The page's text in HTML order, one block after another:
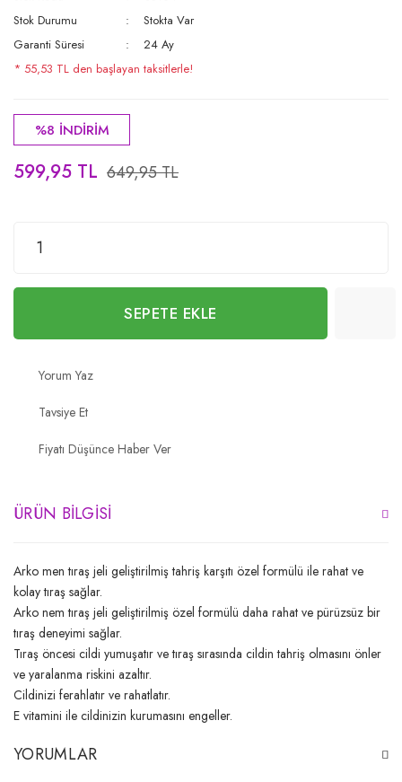
Stok Durumu
Stokta Var
Garanti Süresi
24 Ay
* 55,53 TL den başlayan taksitlerle!
%8 İNDİRİM
599,95 TL 649,95 TL
SEPETE EKLE
Yorum Yaz
Tavsiye Et
Fiyatı Düşünce Haber Ver
ÜRÜN BILGISI
Arko men tıraş jeli geliştirilmiş tahriş karşıtı özel formülü ile rahat ve
kolay tıraş sağlar.
Arko nem tıraş jeli geliştirilmiş özel formülü daha rahat ve pürüzsüz bir
tıraş deneyimi sağlar.
Tıraş öncesi cildi yumuşatır ve tıraş sırasında cildin tahriş olmasını önler
ve yaralanma riskini azaltır.
Cildinizi ferahlatır ve rahatlatır.
E vitamini ile cildinizin kurumasını engeller.
YORUMLAR